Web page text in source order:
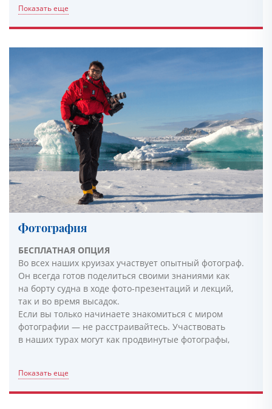
Показать еще
Фотография
БЕСПЛАТНАЯ ОПЦИЯ
Во всех наших круизах участвует опытный фотограф.
Он всегда готов поделиться своими знаниями как
на борту судна в ходе фото-презентаций и лекций,
так и во время высадок.
Если вы только начинаете знакомиться с миром
фотографии — не расстраивайтесь. Участвовать
в наших турах могут как продвинутые фотографы,
Показать еще